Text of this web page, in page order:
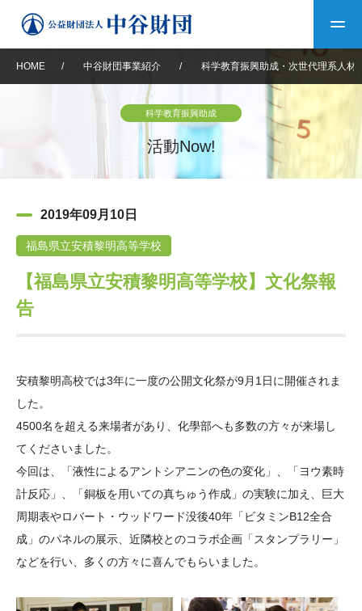
中谷財団について
設立趣意書
沿革 40年史デジタルブック
役員・評議員 公開情報
年報一覧 中谷財団レポート
中谷財団事業紹介
神戸賞 長期大型研究助成
大学院生奨学金
国際学生交流プログラ
科学教育振興助成・
次世代理系人材育成プ
ログラム助成
中谷財団動画紹介
その他情報
アクセス
サイトマップ
HOME / 中谷財団事業紹介 / 科学教育振興助成・次世代理系人材
科学教育振興助成
活動Now!
2019年09月10日
福島県立安積黎明高等学校
【福島県立安積黎明高等学校】文化祭報
告
安積黎明高校では3年に一度の公開文化祭が9 月 1 日に開催されま
した。
4500名を超える来場者があり、化學部へも多数の方々が来場し
てくださいました。
今回は、「液性によるアントシアニンの色の変化」、「ヨウ素時
計反応」、「銅板を用いての真ちゅう作成」の実験に加え、巨大
周期表やロバート・ウッドワード没後40年「ビタミンB12全合
成」のパネルの展示、近隣校とのコラボ企画「スタンプラリー」
などを行い、多くの方々に喜んでもらいました。